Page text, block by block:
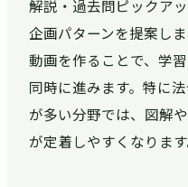
解説・過去問ピックア
企画パターンを提案し
動画を作ることで、学
同時に進みます。特に
が多い分野では、図解
が定着しやすくなります